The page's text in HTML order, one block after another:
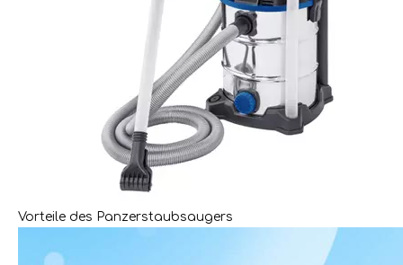
Vorteile des Panzerstaubsaugers